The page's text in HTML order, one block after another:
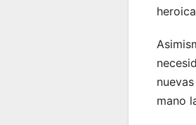
mano